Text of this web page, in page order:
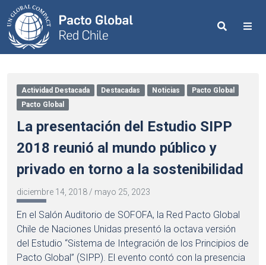
Search
Actividad Destacada Destacadas Noticias
Pacto Global
Pacto Global
La presentación del Estudio SIPP
2018 reunió al mundo público y
privado en torno a la sostenibilidad
diciembre 14, 2018 / mayo 25, 2023
En el Salón Auditorio de SOFOFA, la Red Pacto Global
Chile de Naciones Unidas presentó la octava versión
del Estudio “Sistema de Integración de los Principios de
Pacto Global” (SIPP). El evento contó con la presencia